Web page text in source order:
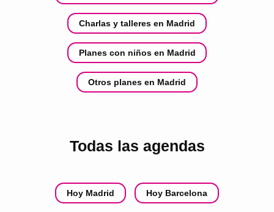
Charlas y talleres en Madrid
Planes con niños en Madrid
Otros planes en Madrid
Todas las agendas
Hoy Madrid Hoy Barcelona